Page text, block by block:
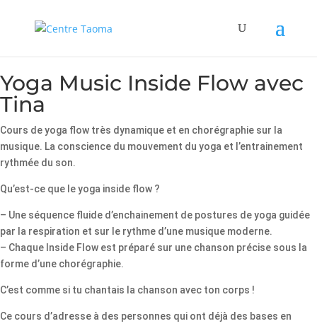
Yoga Music Inside Flow avec
Tina
Cours de yoga flow très dynamique et en chorégraphie sur la
musique. La conscience du mouvement du yoga et l’entrainement
rythmée du son.
Qu’est-ce que le yoga inside flow ?
– Une séquence fluide d’enchainement de postures de yoga guidée
par la respiration et sur le rythme d’une musique moderne.
– Chaque Inside Flow est préparé sur une chanson précise sous la
forme d’une chorégraphie.
C’est comme si tu chantais la chanson avec ton corps !
Ce cours d’adresse à des personnes qui ont déjà des bases en